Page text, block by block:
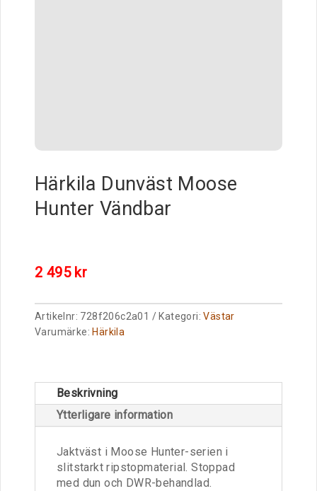
Härkila Dunväst Moose
Hunter Vändbar
2 495 kr
Artikelnr: 728f206c2a01 Kategori:Västar
Varumärke: Härkila
Beskrivning
Ytterligare information
Jaktväst i Moose Hunter-serien i
slitstarkt ripstopmaterial. Stoppad
med dun och DWR-behandlad.